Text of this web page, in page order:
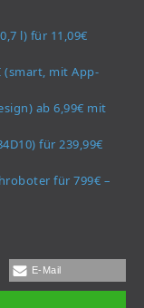
l) für 11,09€
(smart, mit App-
ab 6,99€ mit
für 239,99€
für 799€ –
E-Mail